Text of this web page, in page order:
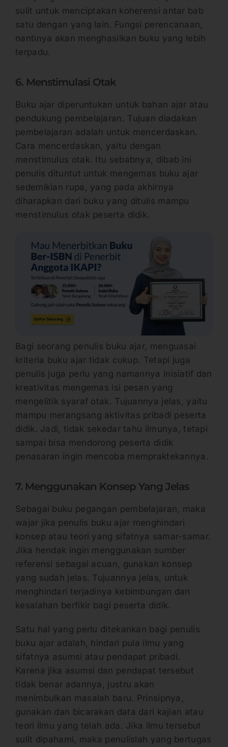
sulit untuk menciptakan koherensi antar bab
satu dengan yang lain. Fungsi perencanaan,
nantinya akan menghasilkan buku yang lebih
terpadu.
6. Menstimulasi Otak
Buku ajar diperuntukan untuk bahan ajar atau
pendukung pembelajaran. Tujuan diadakan
pembelajaran adalah untuk mencerdaskan.
Cara mencerdaskan, yaitu dengan
menstimulus otak. Itu sebabnya, dibab ini
penulis dituntut untuk mengemas buku ajar
sedemikian rupa, yang pada akhirnya
diharapkan dari buku yang ditulis mampu
menstimulus otak peserta didik.
Bagi seorang penulis buku ajar, menguasai
kriteria buku ajar tidak cukup. Tetapi juga
penulis juga perlu yang namannya inisiatif dan
kreativitas mengemas isi pesan yang
mengelitik syaraf otak. Tujuannya jelas, yaitu
mampu merangsang aktivitas pribadi peserta
didik. Jadi, tidak sekedar tahu ilmunya, tetapi
sampai bisa mendorong peserta didik
penasaran ingin mencoba mempraktekannya.
7. Menggunakan Konsep Yang Jelas
Sebagai buku pegangan pembelajaran, maka
wajar jika penulis buku ajar menghindari
konsep atau teori yang sifatnya samar-samar.
Jika hendak ingin menggunakan sumber
referensi sebagai acuan, gunakan konsep
yang sudah jelas. Tujuannya jelas, untuk
menghindari terjadinya kebimbungan dan
kesalahan berfikir bagi peserta didik.
Satu hal yang perlu ditekankan bagi penulis
buku ajar adalah, hindari pula ilmu yang
sifatnya asumsi atau pendapat pribadi.
Karena jika asumsi dan pendapat tersebut
tidak benar adannya, justru akan
menimbulkan masalah baru. Prinsipnya,
gunakan dan bicarakan data dari kajian atau
teori ilmu yang telah ada. Jika ilmu tersebut
sulit dipahami, maka penulislah yang bertugas